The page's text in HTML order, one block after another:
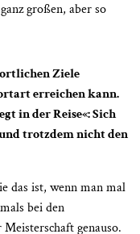
großen, aber so
Ziele
erreichen kann.
in der Reise«: Sich
trotzdem nicht den
das ist, wenn man mal
bei den
genauso.